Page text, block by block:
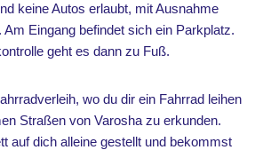
keine Autos erlaubt, mit Ausnahme
Eingang befindet sich ein Parkplatz.
geht es dann zu Fuß.
wo du dir ein Fahrrad leihen
Straßen von Varosha zu erkunden.
auf dich alleine gestellt und bekommst